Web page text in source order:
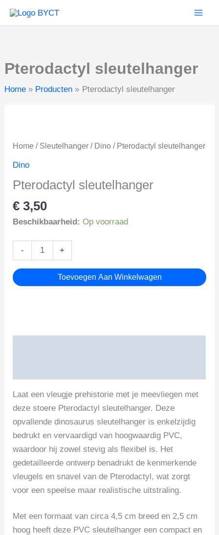
naar
Pterodactyl sleutelhanger
Home Producten Pterodactyl sleutelhanger
Home / Sleutelhanger / Dino / Pterodactyl sleutelhanger
Dino
Pterodactyl sleutelhanger
€ 3,50
Beschikbaarheid: Op voorraad
-
Pterodactyl
sleutelhanger
aantal
+
Toevoegen Aan Winkelwagen
Laat een vleugje prehistorie met je meevliegen met
deze stoere Pterodactyl sleutelhanger. Deze
opvallende dinosaurus sleutelhanger is enkelzijdig
bedrukt en vervaardigd van hoogwaardig PVC,
waardoor hij zowel stevig als flexibel is. Het
gedetailleerde ontwerp benadrukt de kenmerkende
vleugels en snavel van de Pterodactyl, wat zorgt
voor een speelse maar realistische uitstraling.
Met een formaat van circa 4,5 cm breed en 2,5 cm
hoog heeft deze PVC sleutelhanger een compact en